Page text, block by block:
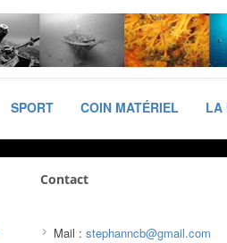
SPORT COIN MATÉRIEL LA
Contact
Mail : stephanncb@gmail.com